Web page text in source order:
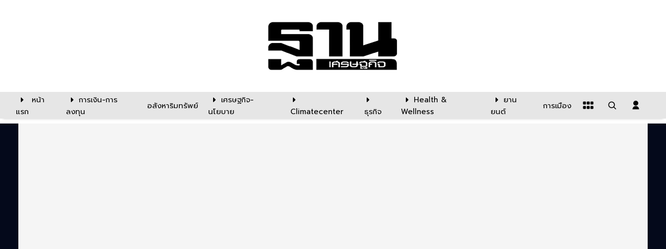
หน้า
แรก
การเงิน-การ
ลงทุน
อสังหาริมทรัพย์
เศรษฐกิจ-
นโยบาย
Climatecenter ธุรกิจ
Health &
Wellness
ยาน
ยนต์
การเมือง